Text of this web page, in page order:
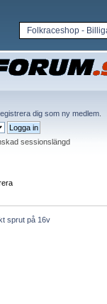
Folkraceshop -
dig som ny medlem
sessionslängd
sprut på 16v